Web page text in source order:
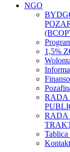
NGO
1,5%
RADA
RADA
Tablica
Kontakt